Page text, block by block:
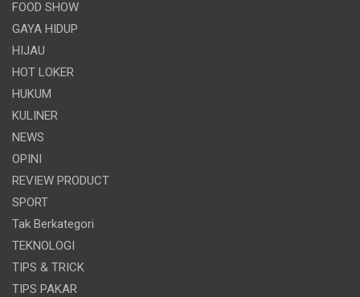
FOOD SHOW
GAYA HIDUP
HIJAU
HOT LOKER
HUKUM
KULINER
NEWS
OPINI
REVIEW PRODUCT
SPORT
Tak Berkategori
TEKNOLOGI
TIPS & TRICK
TIPS PAKAR